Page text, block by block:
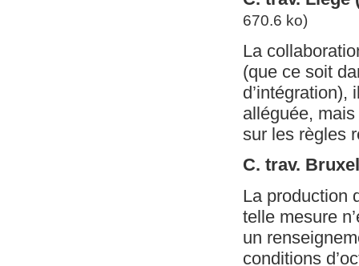
670.6 ko)
La
(que ce soit
d’intégration),
alléguée,
sur les règles
C. trav.
La production
telle mesure
un
conditions